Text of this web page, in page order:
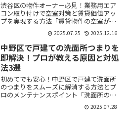
渋谷区の物件オーナー必見！業務用エア
コン取り付けで空室対策と賃貸価値アッ
プを実現する方法「賃貸物件の空室がな
かなか埋まらない」「オフィスや店舗の
入居者から空調設備の古さを指摘され
た」「賃料を上げたいが設備が古くて競
合物件に負けてしまう」―そ...
2025.07.25 2025.12.16
中野区で戸建ての洗面所つまりを
即解決！プロが教える原因と対処
法3選
初めてでも安心！中野区で戸建て洗面所
のつまりをスムーズに解消する方法とプ
ロのメンテナンスポイント「洗面所の排
水が遅い」「異音やニオイがして不安」
「戸建ての水回りトラブル、どう対処す
2025.07.28